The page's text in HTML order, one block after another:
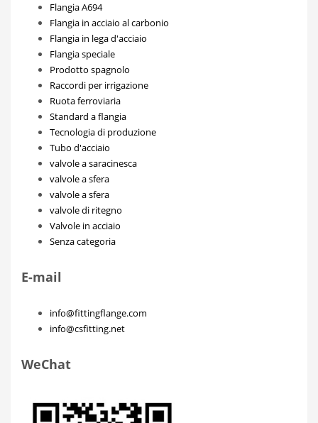
Flangia A694
Flangia in acciaio al carbonio
Flangia in lega d'acciaio
Flangia speciale
Prodotto spagnolo
Raccordi per irrigazione
Ruota ferroviaria
Standard a flangia
Tecnologia di produzione
Tubo d'acciaio
valvole a saracinesca
valvole a sfera
valvole a sfera
valvole di ritegno
Valvole in acciaio
Senza categoria
E-mail
info@fittingflange.com
info@csfitting.net
WeChat